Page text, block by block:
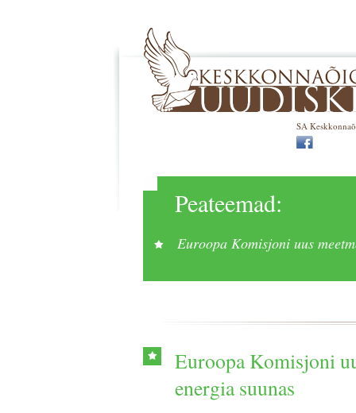
SA
Peateemad:
Euroopa Komisjoni uus
Euroopa Komisjoni
energia suunas